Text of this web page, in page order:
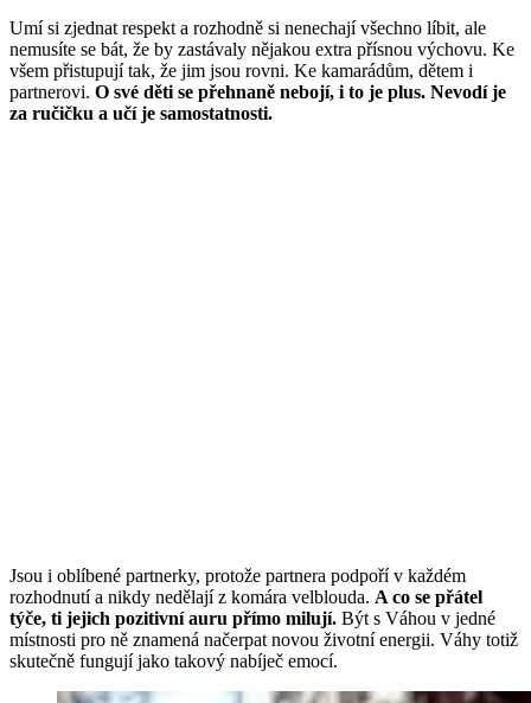
Umí si zjednat respekt a rozhodně si nenechají všechno líbit, ale
nemusíte se bát, že by zastávaly nějakou extra přísnou výchovu. Ke
všem přistupují tak, že jim jsou rovni. Ke kamarádům, dětem i
partnerovi. O své děti se přehnaně nebojí, i to je plus. Nevodí je
za ručičku a učí je samostatnosti.
Jsou i oblíbené partnerky, protože partnera podpoří v každém
rozhodnutí a nikdy nedělají z komára velblouda. A co se přátel
týče, ti jejich pozitivní auru přímo milují. Být s Váhou v jedné
místnosti pro ně znamená načerpat novou životní energii. Váhy totiž
skutečně fungují jako takový nabíječ emocí.